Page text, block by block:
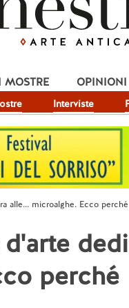
Interviste
MOSTRE OPINIONI
alle... microalghe. Ecco perché
perché